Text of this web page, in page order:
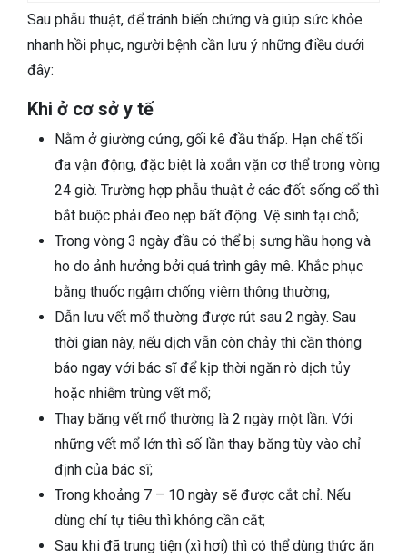
Sau phẫu thuật, để tránh biến chứng và giúp sức khỏe
nhanh hồi phục, người bệnh cần lưu ý những điều dưới
đây:
Khi ở cơ sở y tế
Nằm ở giường cứng, gối kê đầu thấp. Hạn chế tối
đa vận động, đặc biệt là xoắn vặn cơ thể trong vòng
24 giờ. Trường hợp phẫu thuật ở các đốt sống cổ thì
bắt buộc phải đeo nẹp bất động. Vệ sinh tại chỗ;
Trong vòng 3 ngày đầu có thể bị sưng hầu họng và
ho do ảnh hưởng bởi quá trình gây mê. Khắc phục
bằng thuốc ngậm chống viêm thông thường;
Dẫn lưu vết mổ thường được rút sau 2 ngày. Sau
thời gian này, nếu dịch vẫn còn chảy thì cần thông
báo ngay với bác sĩ để kịp thời ngăn rò dịch tủy
hoặc nhiễm trùng vết mổ;
Thay băng vết mổ thường là 2 ngày một lần. Với
những vết mổ lớn thì số lần thay băng tùy vào chỉ
định của bác sĩ;
Trong khoảng 7 – 10 ngày sẽ được cắt chỉ. Nếu
dùng chỉ tự tiêu thì không cần cắt;
Sau khi đã trung tiện (xì hơi) thì có thể dùng thức ăn